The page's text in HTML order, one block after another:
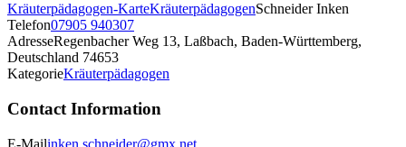
Kräuterpädagogen-KarteKräuterpädagogenSchneider Inken
Telefon07905 940307
AdresseRegenbacher Weg 13, Laßbach, Baden-Württemberg,
Deutschland 74653
KategorieKräuterpädagogen
Contact Information
E-Mailinken.schneider@gmx.net